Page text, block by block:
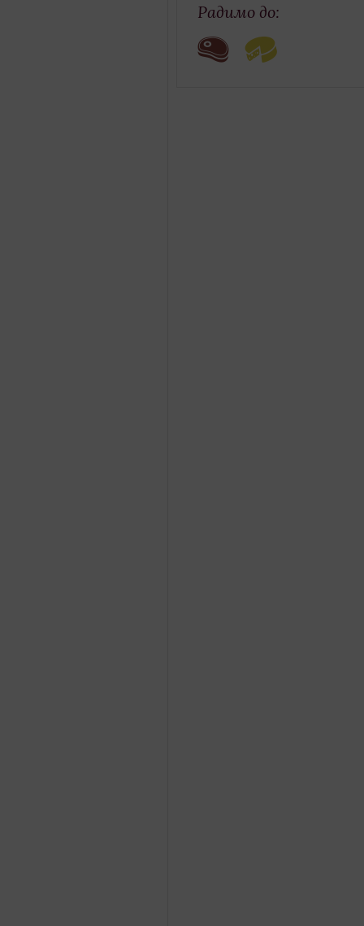
Радимо до: